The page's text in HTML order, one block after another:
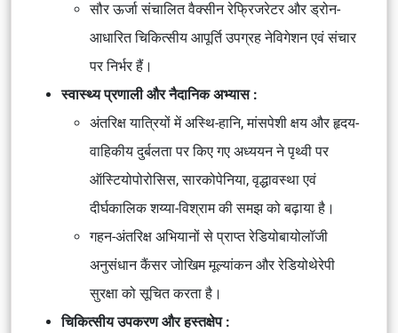
सौर ऊर्जा संचालित वैक्सीन रेफ्रिजरेटर औरड्रोन-
आधारित चिकित्सीय आपूर्तिउपग्रह नेविगेशन एवं संचार
पर निर्भर हैं।
स्वास्थ्य प्रणाली और नैदानिक अभ्यास :
अंतरिक्ष यात्रियों में अस्थि-हानि, मांसपेशी क्षय और हृदय-
वाहिकीय दुर्बलतापर किए गए अध्ययन ने पृथ्वी पर
ऑस्टियोपोरोसिस, सारकोपेनिया, वृद्धावस्था एवं
दीर्घकालिक शय्या-विश्रामकी समझ को बढ़ाया है।
गहन-अंतरिक्ष अभियानोंसे प्राप्त रेडियोबायोलॉजी
अनुसंधानकैंसर जोखिम मूल्यांकनऔररेडियोथेरेपी
सुरक्षाको सूचित करता है।
चिकित्सीय उपकरण और हस्तक्षेप :